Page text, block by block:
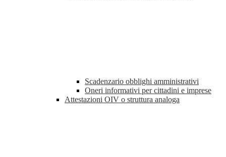
Scadenzario obblighi amministrativi
Oneri informativi per cittadini e imprese
Attestazioni OIV o struttura analoga